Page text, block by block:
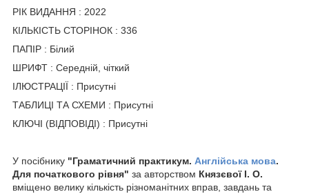
РІК ВИДАННЯ : 2022
КІЛЬКІСТЬ СТОРІНОК : 336
ПАПІР : Білий
ШРИФТ : Середній, чіткий
ІЛЮСТРАЦІЇ : Присутні
ТАБЛИЦІ ТА СХЕМИ : Присутні
КЛЮЧІ (ВІДПОВІДІ) : Присутні
У посібнику "Граматичний практикум. Англійська мова.
Для початкового рівня" за авторством Князєвої І. О.
вміщено велику кількість різноманітних вправ, завдань та